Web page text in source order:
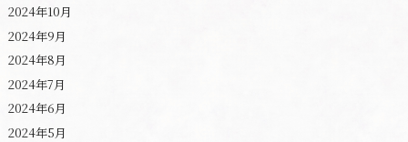
2024年10月
2024年9月
2024年8月
2024年7月
2024年6月
2024年5月